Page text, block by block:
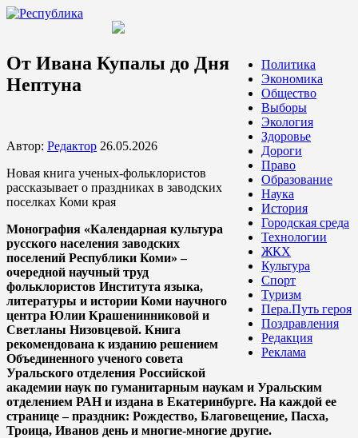
Политика
Экономика
Общество
Выборы
Экология
Здоровье
Дороги
Право
Образование
Наука
История
Городская среда
Технологии
ЖКХ
Культура
Спорт
Туризм
Пера.Путь героя
Поздравления
Редакция
Реклама
От Ивана Купалы до Дня
Нептуна
Автор: Редактор 26.05.2026
Новая книга ученых-фольклористов
рассказывает о праздниках в заводских
поселках Коми края
Монография «Календарная культура
русского населения заводских
поселений Республики Коми» –
очередной научный труд
фольклористов Института языка,
литературы и истории Коми научного
центра Юлии Крашенинниковой и
Светланы Низовцевой. Книга
рекомендована к изданию решением
Объединенного ученого совета
Уральского отделения Российской
академии наук по гуманитарным наукам и Уральским
отделением РАН и издана в Екатеринбурге. На каждой ее
странице – праздник: Рождество, Благовещение, Пасха,
Троица, Иванов день и многие-многие другие.